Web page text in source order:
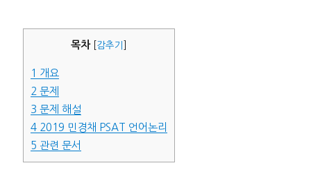
목차 감추기
1 개요
2 문제
3 문제 해설
42019 민경채 PSAT 언어논리
5 관련 문서